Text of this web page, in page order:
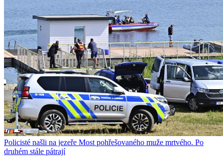
Policisté našli na jezeře Most pohřešovaného muže mrtvého. Po
druhém stále pátrají